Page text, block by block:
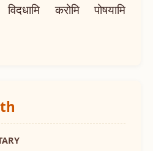
विदधामि करोमि पोषयामि